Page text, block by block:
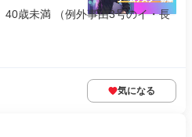
40歳未満 （例外事由3号のイ・長
気になる